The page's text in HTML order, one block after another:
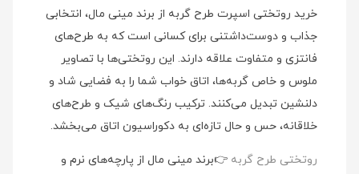
خرید روتختی اسپرت طرح گربه از برند مینی‌ مال، انتخابی
جذاب و دوست‌داشتنی برای کسانی است که به طرح‌های
فانتزی و متفاوت علاقه دارند. این روتختی‌ها با تصاویر
ملوس و خاص گربه‌ها، اتاق خواب شما را به فضایی شاد و
دلنشین تبدیل می‌کنند. ترکیب رنگ‌های شیک و طرح‌های
خلاقانه، حس و حال تازه‌ای به دکوراسیون اتاق می‌بخشد.
روتختی طرح گربه 👉برند مینی‌ مال از پارچه‌های نرم و